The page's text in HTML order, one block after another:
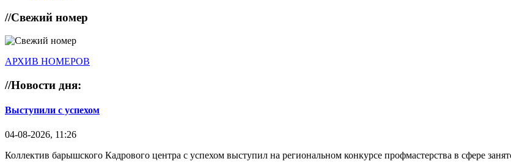
//Свежий номер
АРХИВ НОМЕРОВ
//Новости дня:
Выступили с успехом
04-08-2026, 11:26
Коллектив барышского Кадрового центра с успехом выступил на региональном конкурсе профмастерства в сфере